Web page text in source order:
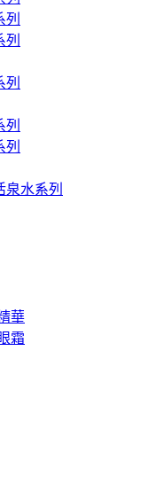
列
列
列
列
列
泉水系列
華
霜